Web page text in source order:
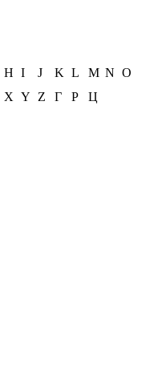
H I J K L M N O
X Y Z Г Р Ц